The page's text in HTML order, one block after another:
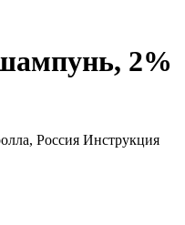
2%
Россия Инструкция